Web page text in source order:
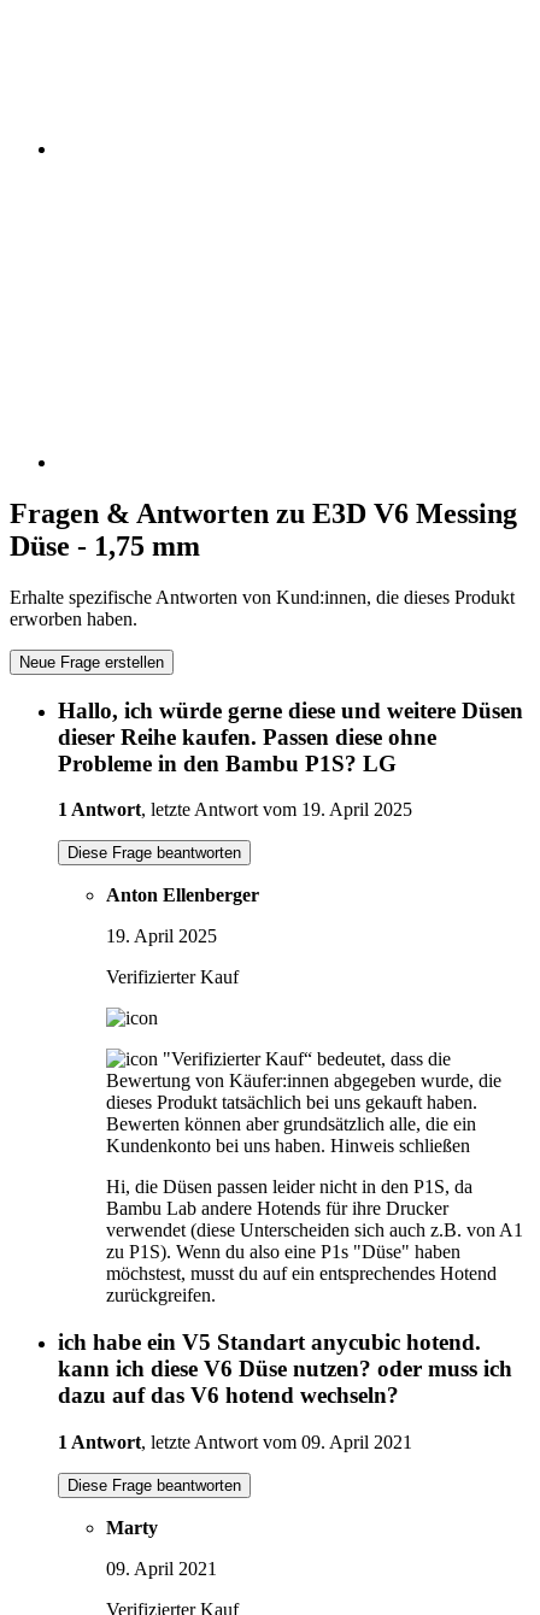
Fragen & Antworten zu E3D V6 Messing
Düse - 1,75 mm
Erhalte spezifische Antworten von Kund:innen, die dieses Produkt
erworben haben.
Neue Frage erstellen
Hallo, ich würde gerne diese und weitere Düsen
dieser Reihe kaufen. Passen diese ohne
Probleme in den Bambu P1S? LG
1 Antwort, letzte Antwort vom 19. April 2025
Diese Frage beantworten
Anton Ellenberger
19. April 2025
Verifizierter Kauf
"Verifizierter Kauf“ bedeutet, dass die
Bewertung von Käufer:innen abgegeben wurde, die
dieses Produkt tatsächlich bei uns gekauft haben.
Bewerten können aber grundsätzlich alle, die ein
Kundenkonto bei uns haben. Hinweis schließen
Hi, die Düsen passen leider nicht in den P1S, da
Bambu Lab andere Hotends für ihre Drucker
verwendet (diese Unterscheiden sich auch z.B. von A1
zu P1S). Wenn du also eine P1s "Düse" haben
möchstest, musst du auf ein entsprechendes Hotend
zurückgreifen.
ich habe ein V5 Standart anycubic hotend.
kann ich diese V6 Düse nutzen? oder muss ich
dazu auf das V6 hotend wechseln?
1 Antwort, letzte Antwort vom 09. April 2021
Diese Frage beantworten
Marty
09. April 2021
Verifizierter Kauf